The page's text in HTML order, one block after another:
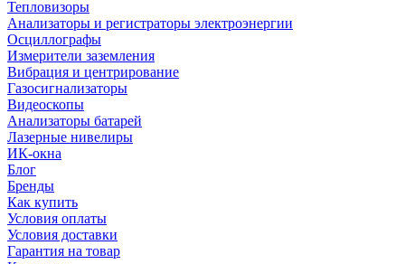
Тепловизоры
Анализаторы и регистраторы электроэнергии
Осциллографы
Измерители заземления
Вибрация и центрирование
Газосигнализаторы
Видеоскопы
Анализаторы батарей
Лазерные нивелиры
ИК-окна
Блог
Бренды
Как купить
Условия оплаты
Условия доставки
Гарантия на товар